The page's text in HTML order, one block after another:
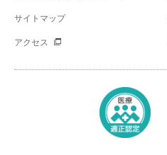
サイトマップ
アクセス